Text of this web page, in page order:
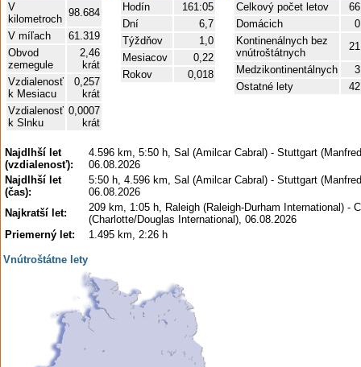
V
kilometroch
98.684
V míľach
61.319
Obvod
zemegule
2,46
krát
Vzdialenosť
k Mesiacu
0,257
krát
Vzdialenosť
k Slnku
0,0007
krát
Hodín
161:05
Dní
6,7
Týždňov
1,0
Mesiacov
0,22
Rokov
0,018
Celkový počet letov
66
Domácich
0
Kontinenálnych bez
vnútroštátnych
21
Medzikontinentálnych
3
Ostatné lety
42
Najdlhší let
(vzdialenosť):
4.596 km, 5:50 h, Sal (Amilcar Cabral) - Stuttgart
06.08.2026
Najdlhší let
(čas):
5:50 h, 4.596 km, Sal (Amilcar Cabral) - Stuttgart
06.08.2026
Najkratší let:
209 km, 1:05 h, Raleigh (Raleigh-Durham International) -
(Charlotte/Douglas International), 06.08.2026
Priemerný let:
1.495 km, 2:26 h
Vnútroštátne lety